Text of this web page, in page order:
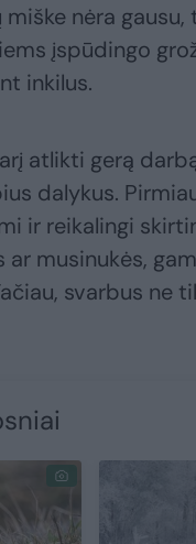
miške nėra
įspūdingo
inkilus.
atlikti gerą
dalykus.
ir reikalingi
ar musinukės,
svarbus ne